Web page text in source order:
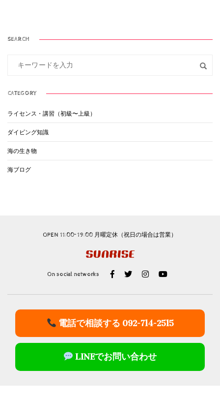
SEARCH
CATEGORY
ライセンス・講習（初級〜上級）
ダイビング知識
海の生き物
海ブログ
OPEN 11:00~19:00 月曜定休（祝日の場合は営業）
On social networks
電話で相談する 092-714-2515
LINEでお問い合わせ